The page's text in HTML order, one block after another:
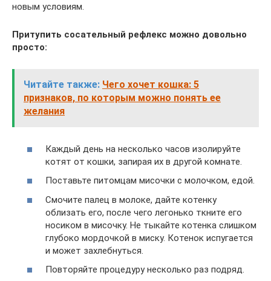
новым условиям.
Притупить сосательный рефлекс можно довольно
просто:
Читайте также: Чего хочет кошка: 5
признаков, по которым можно понять ее
желания
Каждый день на несколько часов изолируйте
котят от кошки, запирая их в другой комнате.
Поставьте питомцам мисочки с молочком, едой.
Смочите палец в молоке, дайте котенку
облизать его, после чего легонько ткните его
носиком в мисочку. Не тыкайте котенка слишком
глубоко мордочкой в миску. Котенок испугается
и может захлебнуться.
Повторяйте процедуру несколько раз подряд.